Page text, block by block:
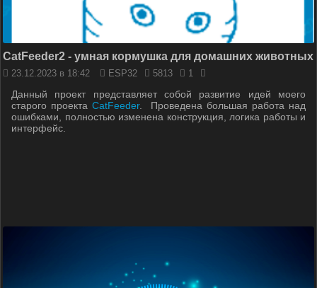
CatFeeder2 - умная кормушка для домашних животных
23.12.2023 в 18:42 ESP32 5813 1
Данный проект представляет собой развитие идей моего
старого проекта CatFeeder. Проведена большая работа над
ошибками, полностью изменена конструкция, логика работы и
интерфейс.